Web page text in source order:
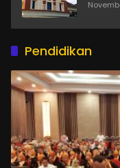
Pendidikan